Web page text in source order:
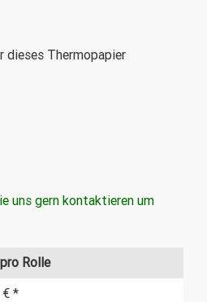
dieses Thermopapier
uns gern kontaktieren um
Rolle
€ *